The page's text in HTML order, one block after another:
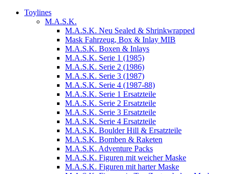
Toylines
M.A.S.K.
M.A.S.K. Neu Sealed & Shrinkwrapped
Mask Fahrzeug, Box & Inlay MIB
M.A.S.K. Boxen & Inlays
M.A.S.K. Serie 1 (1985)
M.A.S.K. Serie 2 (1986)
M.A.S.K. Serie 3 (1987)
M.A.S.K. Serie 4 (1987-88)
M.A.S.K. Serie 1 Ersatzteile
M.A.S.K. Serie 2 Ersatzteile
M.A.S.K. Serie 3 Ersatzteile
M.A.S.K. Serie 4 Ersatzteile
M.A.S.K. Boulder Hill & Ersatzteile
M.A.S.K. Bomben & Raketen
M.A.S.K. Adventure Packs
M.A.S.K. Figuren mit weicher Maske
M.A.S.K. Figuren mit harter Maske